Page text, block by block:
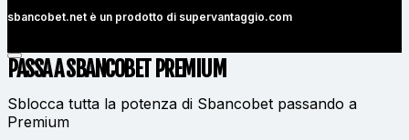
sbancobet.net è un prodotto di supervantaggio.com
PASSA A SBANCOBET PREMIUM
Sblocca tutta la potenza di Sbancobet passando a
Premium